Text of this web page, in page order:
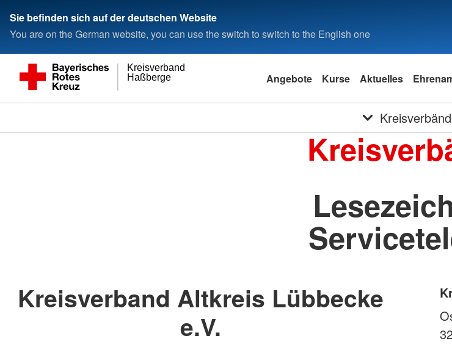
Sie befinden sich auf der deutschen Website
You are on the German website, you can use the switch to switch to the English one
Haßberge
Kreisverband
Angebote Kurse Aktuelles
Kreisverband Altkreis Lübbecke
e.V.